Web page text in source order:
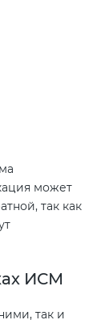
может
так как
ИСМ
так и